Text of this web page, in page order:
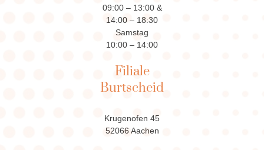
09:00 – 13:00 &
14:00 – 18:30
Samstag
10:00 – 14:00
Filiale
Burtscheid
Krugenofen 45
52066 Aachen